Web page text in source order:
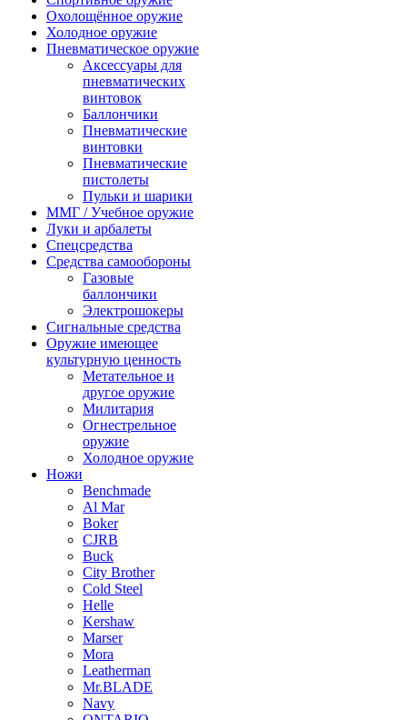
Охолощённое оружие
Холодное оружие
Пневматическое оружие
Аксессуары для
пневматических
винтовок
Баллончики
Пневматические
винтовки
Пневматические
пистолеты
Пульки и шарики
ММГ / Учебное оружие
Луки и арбалеты
Спецсредства
Средства самообороны
Газовые
баллончики
Электрошокеры
Сигнальные средства
Оружие имеющее
культурную ценность
Метательное и
другое оружие
Милитария
Огнестрельное
оружие
Холодное оружие
Ножи
Benchmade
Al Mar
Boker
CJRB
Buck
City Brother
Cold Steel
Helle
Kershaw
Marser
Mora
Leatherman
Mr.BLADE
Navy